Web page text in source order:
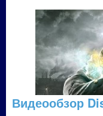
Видеообзор